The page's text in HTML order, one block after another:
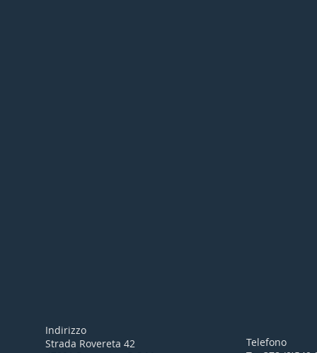
Indirizzo
Strada Rovereta 42
Telefono